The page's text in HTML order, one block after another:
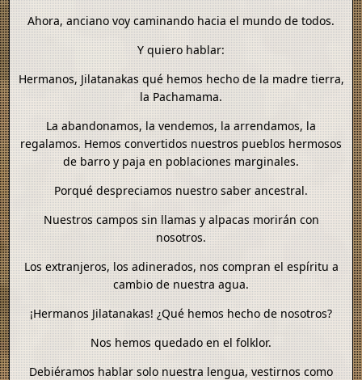
Ahora, anciano voy caminando hacia el mundo de todos.
Y quiero hablar:
Hermanos, Jilatanakas qué hemos hecho de la madre tierra,
la Pachamama.
La abandonamos, la vendemos, la arrendamos, la
regalamos. Hemos convertidos nuestros pueblos hermosos
de barro y paja en poblaciones marginales.
Porqué despreciamos nuestro saber ancestral.
Nuestros campos sin llamas y alpacas morirán con
nosotros.
Los extranjeros, los adinerados, nos compran el espíritu a
cambio de nuestra agua.
¡Hermanos Jilatanakas! ¿Qué hemos hecho de nosotros?
Nos hemos quedado en el folklor.
Debiéramos hablar solo nuestra lengua, vestirnos como